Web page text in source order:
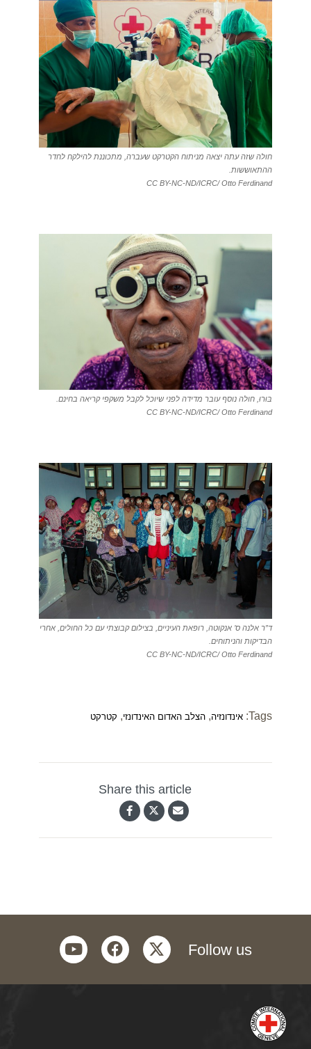
חולה שזה עתה יצאה מניתוח הקטרקט שעברה, מתכוננת להילקח לחדר
ההתאוששות.
CC BY-NC-ND/ICRC/ Otto Ferdinand
בּוּרוּ, חולה נוסף עובר מדידה לפני שיוכל לקבל משקפי קריאה בחינם.
CC BY-NC-ND/ICRC/ Otto Ferdinand
ד”ר אלנה ס’ אנקוטה, רופאת העיניים, בצילום קבוצתי עם כל החולים, אחרי
הבדיקות והניתוחים.
CC BY-NC-ND/ICRC/ Otto Ferdinand
Tags: אינדונזיה, הצלב האדום האינדונזי, קטרקט
Share this article
Follow us
twitter
facebook
youtube